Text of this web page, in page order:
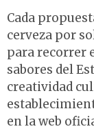
Cada
cerveza por
para recorrer
sabores del
creatividad
en la web